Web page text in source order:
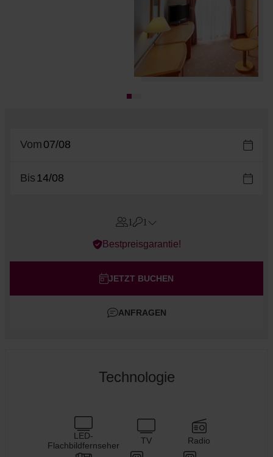
Vom
Bis
1 1
Errors?
Kinder
Bestpreisgarantie!
JETZT BUCHEN
ANFRAGEN
Technologie
LED-
Flachbildfernseher
TV Radio